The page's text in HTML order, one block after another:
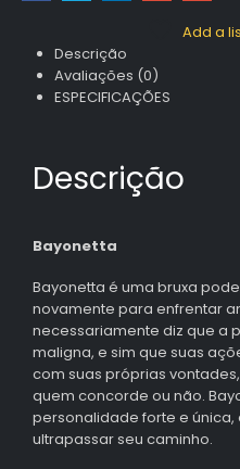
Add a
Descrição
Avaliações (0)
ESPECIFICAÇÕES
Descrição
Bayonetta
Bayonetta é uma bruxa
novamente para enfrentar
necessariamente diz que a
maligna, e sim que suas
com suas próprias
quem concorde ou não.
personalidade forte e única,
ultrapassar seu caminho.